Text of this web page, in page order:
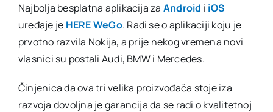
Najbolja besplatna aplikacija za Android i iOS
uređaje je HERE WeGo. Radi se o aplikaciji koju je
prvotno razvila Nokija, a prije nekog vremena novi
vlasnici su postali Audi, BMW i Mercedes.
Činjenica da ova tri velika proizvođača stoje iza
razvoja dovoljna je garancija da se radi o kvalitetnoj